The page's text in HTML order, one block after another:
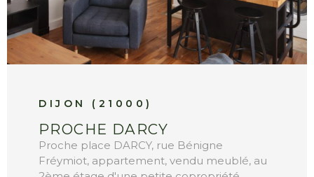
DIJON (21000)
PROCHE DARCY
Proche place DARCY, rue Bénigne
Fréymiot, appartement, vendu meublé, au